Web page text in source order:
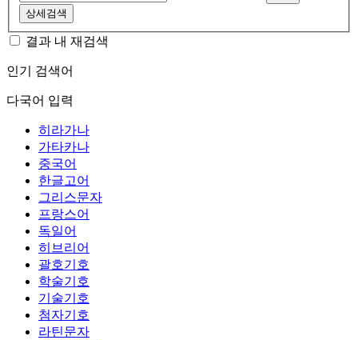
상세검색
결과 내 재검색
인기 검색어
다국어 입력
히라가나
가타카나
중국어
한글고어
그리스문자
프랑스어
독일어
히브리어
괄호기호
학술기호
기술기호
첨자기호
라틴문자